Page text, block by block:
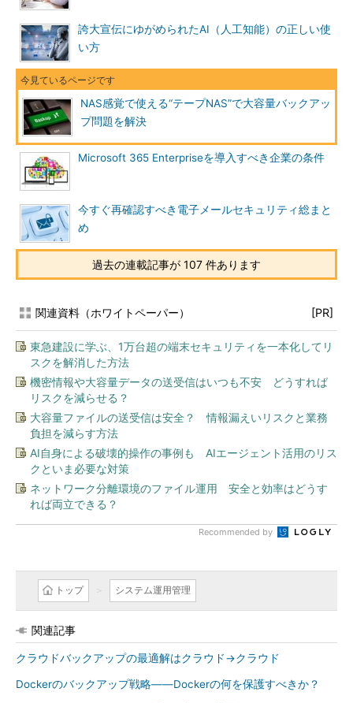
誇大宣伝にゆがめられたAI（人工知能）の正しい使
い方
NAS感覚で使える“テープNAS”で大容量バックアッ
プ問題を解決
Microsoft 365 Enterpriseを導入すべき企業の条件
今すぐ再確認すべき電子メールセキュリティ総まと
め
過去の連載記事が 107 件あります
関連資料（ホワイトペーパー） [PR]
東急建設に学ぶ、1万台超の端末セキュリティを一本化してリ
スクを解消した方法
機密情報や大容量データの送受信はいつも不安 どうすれば
リスクを減らせる？
大容量ファイルの送受信は安全？ 情報漏えいリスクと業務
負担を減らす方法
AI自身による破壊的操作の事例も AIエージェント活用のリス
クといま必要な対策
ネットワーク分離環境のファイル運用 安全と効率はどうす
れば両立できる？
Recommended by
トップ システム運用管理
関連記事
クラウドバックアップの最適解はクラウド→クラウド
Dockerのバックアップ戦略――Dockerの何を保護すべきか？